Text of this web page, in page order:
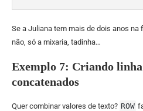
Se a Juliana tem mais de dois anos na
não, só a mixaria, tadinha…
Exemplo 7: Criando
concatenados
Quer combinar valores de texto? ROW